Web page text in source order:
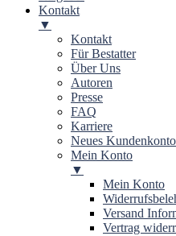
Kontakt
▼
Kontakt
Für Bestatter
Über Uns
Autoren
Presse
FAQ
Karriere
Neues
Mein Konto
▼
Mein Konto
Versand
Vertrag